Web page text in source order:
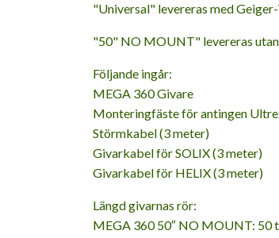
"Universal" levereras med
"50" NO MOUNT" levereras
Följande ingår:
MEGA 360 Givare
Monteringfäste för antingen
Störmkabel (3 meter)
Givarkabel för SOLIX (3 meter)
Givarkabel för HELIX (3 meter)
Längd givarnas rör:
MEGA 360 50″ NO MOUNT: 50